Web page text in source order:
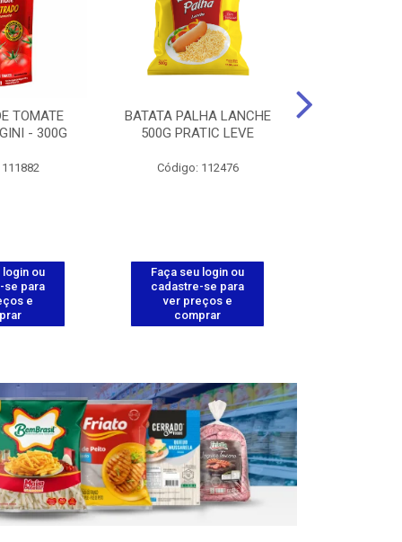
TOMATE
- 300G
login ou
se para
e
BATATA PALHA LANCHE
500G PRATIC LEVE
Código: 112476
Faça seu login ou
cadastre-se para
ver preços e
comprar